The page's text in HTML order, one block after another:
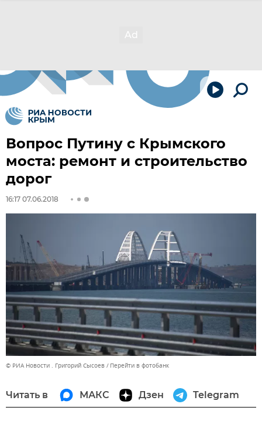
Вопрос Путину с Крымского
моста: ремонт и строительство
дорог
16:17 07.06.2018
© РИА Новости . Григорий Сысоев Перейти в фотобанк
Читать в МАКС Дзен Telegram